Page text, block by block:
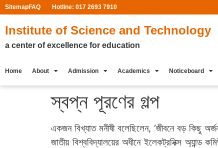
SitemapFAQ Hotline: 017 2693 7910
Institute of Science and Technology
a center of excellence for education
Home About Admission Academics Noticeboard
স্বপ্ন পূরণের গল্প
একজন বিখ্যাত মনীষী বলেছিলেন, ‘জীবনে বড় কিছু
জাতীয় বিশ্ববিদ্যালয়ের অধীনে ইলেকট্রনিক্স অ্যান্ড